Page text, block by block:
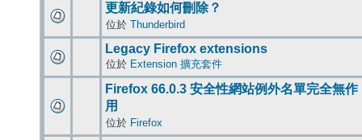
更新紀錄如何刪除？
位於 Thunderbird
Legacy Firefox extensions
位於 Extension 擴充套件
Firefox 66.0.3 安全性網站例外名單完全無作
用
位於 Firefox